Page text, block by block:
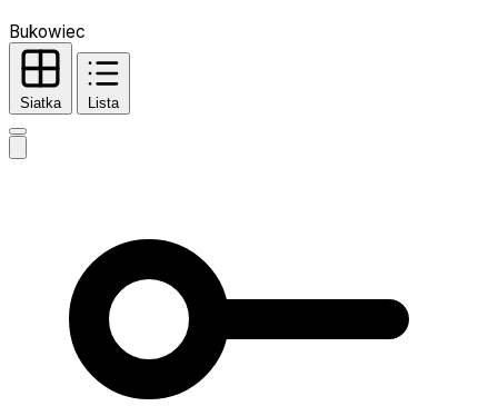
Bukowiec
Siatka Lista